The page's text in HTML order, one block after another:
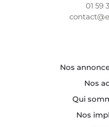
01 59
Nos
Nos
Qui
Nos